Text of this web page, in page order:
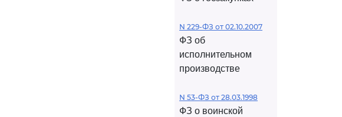
N 229-ФЗ от 02.10.2007
ФЗ об
исполнительном
производстве
N 53-ФЗ от 28.03.1998
ФЗ о воинской